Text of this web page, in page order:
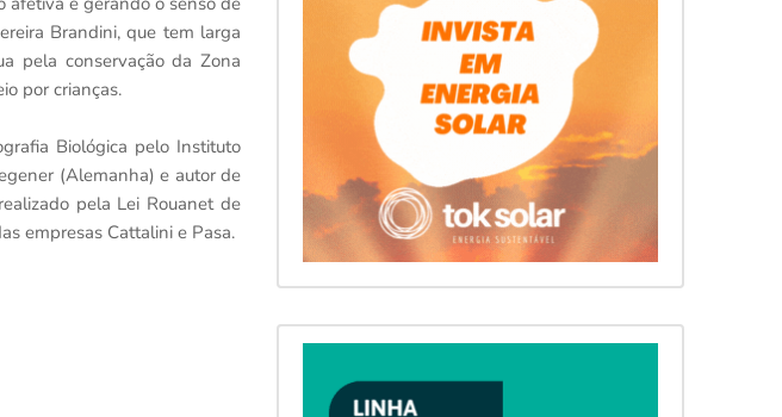
Brandini, que tem larga
pela conservação da Zona
por crianças.
Biológica pelo Instituto
(Alemanha) e autor de
pela Lei Rouanet de
empresas Cattalini e Pasa.